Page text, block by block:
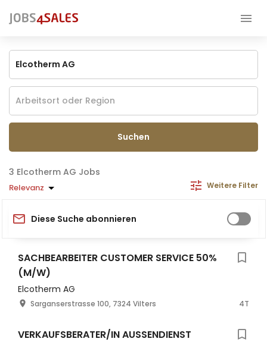
Suchen
Elcotherm AG Jobs
Relevanz Weitere Filter
Diese Suche abonnieren
SACHBEARBEITER CUSTOMER SERVICE 50%
(M/W)
Elcotherm AG
Sarganserstrasse 100, 7324 Vilters 4T
VERKAUFSBERATER/IN AUSSENDIENST